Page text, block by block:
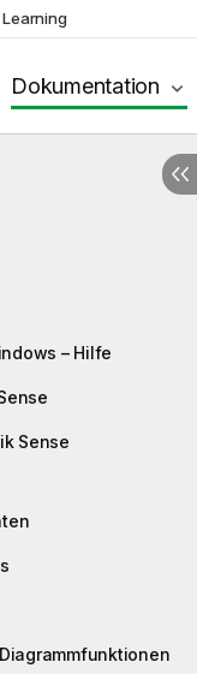
Learning
Dokumentation
– Hilfe
Sense